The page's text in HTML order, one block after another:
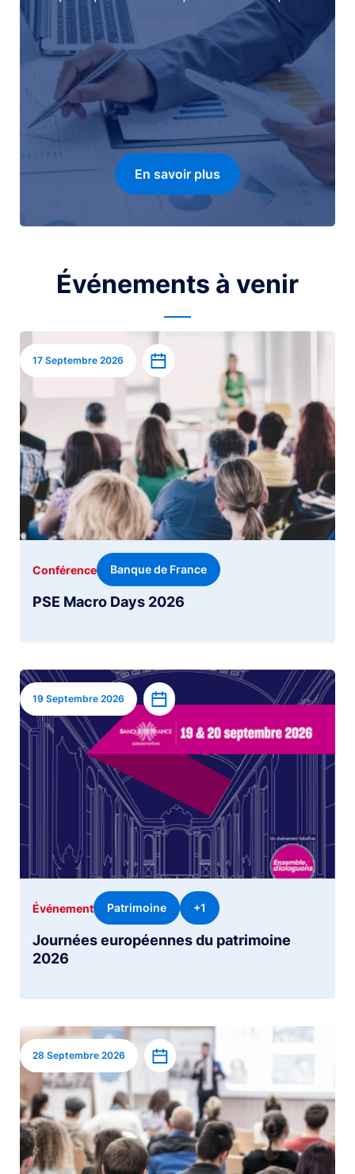
En savoir plus
Événements à venir
Image
17 Septembre 2026 Ajouter à l’agenda
PSE Macro Days 2026
Conférence Banque de France
Image
19 Septembre 2026 Ajouter à l’agenda
Journées européennes du patrimoine
2026
Événement Patrimoine +1
Image
28 Septembre 2026 Ajouter à l’agenda